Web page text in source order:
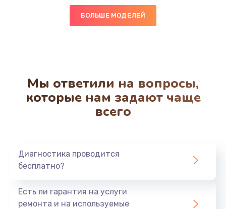
БОЛЬШЕ МОДЕЛЕЙ
Мы ответили на вопросы,
которые нам задают чаще
всего
Диагностика проводится
бесплатно?
Есть ли гарантия на услуги
ремонта и на используемые